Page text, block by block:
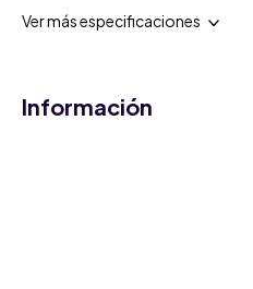
Ver más especificaciones
Información